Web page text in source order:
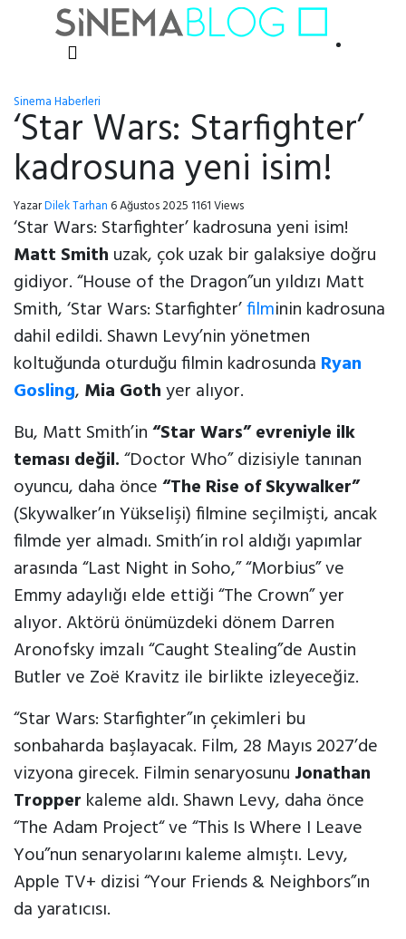
Sinema Haberleri
‘Star Wars: Starfighter’
kadrosuna yeni isim!
YazarDilek Tarhan 6 Ağustos 2025 1161 Views
‘Star Wars: Starfighter’ kadrosuna yeni isim!
Matt Smith uzak, çok uzak bir galaksiye doğru
gidiyor. “House of the Dragon”un yıldızı Matt
Smith, ‘Star Wars: Starfighter’filminin kadrosuna
dahil edildi. Shawn Levy’nin yönetmen
koltuğunda oturduğu filmin kadrosunda Ryan
Gosling, Mia Gothyer alıyor.
Bu, Matt Smith’in“Star Wars” evreniyle ilk
teması değil.“Doctor Who” dizisiyle tanınan
oyuncu, daha önce“The Rise of Skywalker”
(Skywalker’ın Yükselişi) filmine seçilmişti, ancak
filmde yer almadı. Smith’in rol aldığı yapımlar
arasında “Last Night in Soho,” “Morbius” ve
Emmy adaylığı elde ettiği “The Crown” yer
alıyor. Aktörü önümüzdeki dönem Darren
Aronofsky imzalı “Caught Stealing”de Austin
Butler ve Zoë Kravitz ile birlikte izleyeceğiz.
“Star Wars: Starfighter”ın çekimleri bu
sonbaharda başlayacak. Film, 28 Mayıs 2027’de
vizyona girecek. Filmin senaryosunu Jonathan
Tropper kaleme aldı. Shawn Levy, daha önce
“The Adam Project“ ve “This Is Where I Leave
You”nun senaryolarını kaleme almıştı. Levy,
Apple TV+ dizisi “Your Friends & Neighbors”ın
da yaratıcısı.